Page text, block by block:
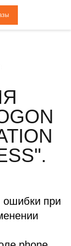
ошибки при